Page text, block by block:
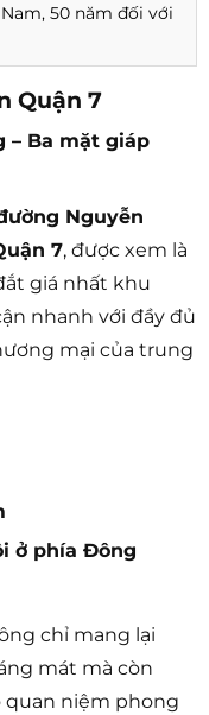
50 năm đối với
Quận 7
– Ba mặt giáp
Nguyễn
7, được xem là
giá nhất khu
nhanh với đầy đủ
mại của trung
ở phía Đông
chỉ mang lại
mát mà còn
quan niệm phong